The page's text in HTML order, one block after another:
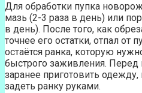
Для обработки пупка
мазь (2-3 раза в день) или
в день). После того, как
точнее его остатки, отпал от
остаётся ранка, которую
быстрого заживления.
заранее приготовить
задеть ранку руками.